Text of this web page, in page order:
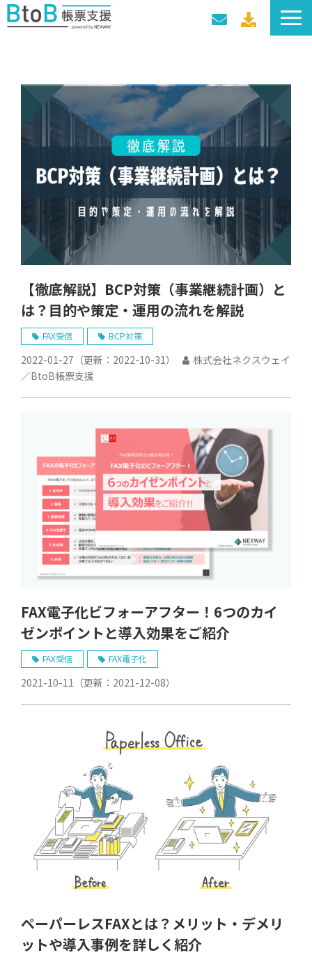
料金プラン
セミナー・イベント
【徹底解説】BCP対策（事業継続計画）と
は？目的や策定・運用の流れを解説
FAX受信 BCP対策
2022-01-27 （更新： 2022-10-31）
株式会社ネクスウェイ
／BtoB帳票支援
FAX電子化ビフォーアフター！6つのカイ
ゼンポイントと導入効果をご紹介
FAX受信 FAX電子化
2021-10-11 （更新： 2021-12-08）
ペーパーレスFAXとは？メリット・デメリ
ットや導入事例を詳しく紹介